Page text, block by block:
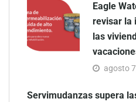
Eagle
revisar la
las
agosto
Servimudanzas supera